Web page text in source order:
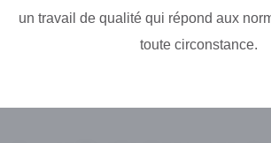
un travail de qualité qui répond aux
toute circonstance.